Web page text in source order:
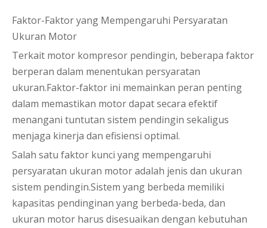
Faktor-Faktor yang Mempengaruhi Persyaratan
Ukuran Motor
Terkait motor kompresor pendingin, beberapa faktor
berperan dalam menentukan persyaratan
ukuran.Faktor-faktor ini memainkan peran penting
dalam memastikan motor dapat secara efektif
menangani tuntutan sistem pendingin sekaligus
menjaga kinerja dan efisiensi optimal.
Salah satu faktor kunci yang mempengaruhi
persyaratan ukuran motor adalah jenis dan ukuran
sistem pendingin.Sistem yang berbeda memiliki
kapasitas pendinginan yang berbeda-beda, dan
ukuran motor harus disesuaikan dengan kebutuhan